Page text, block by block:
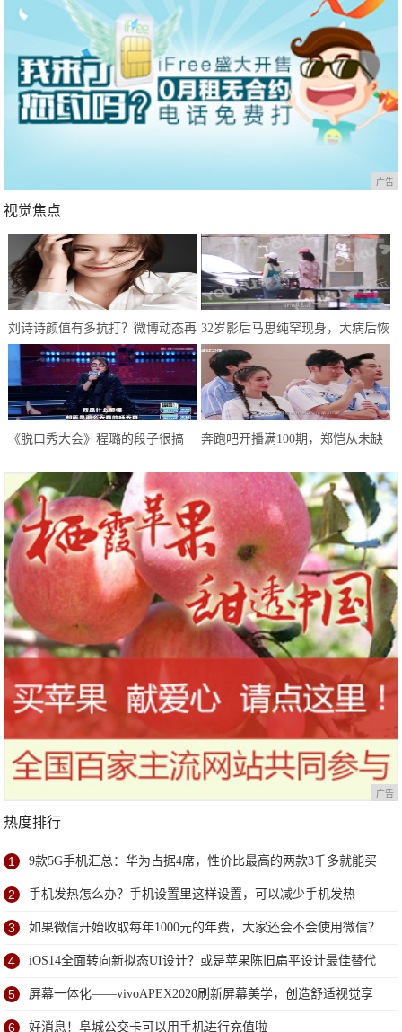
广告
视觉焦点
刘诗诗颜值有多抗打？微博动态再
次刷新认知，网友：婚后生活和谐
32岁影后马思纯罕现身，大病后恢
复良好，只是体型仍肥胖惹人担忧
《脱口秀大会》程璐的段子很搞
奔跑吧开播满100期，郑恺从未缺
广告
热度排行
1 9款5G手机汇总：华为占据4席，性价比最高的两款3千多就能买
到
2 手机发热怎么办？手机设置里这样设置，可以减少手机发热
3 如果微信开始收取每年1000元的年费，大家还会不会使用微信？
4 iOS14全面转向新拟态UI设计？或是苹果陈旧扁平设计最佳替代
方案
5 屏幕一体化——vivoAPEX2020刷新屏幕美学，创造舒适视觉享
受
6 好消息！阜城公交卡可以用手机进行充值啦